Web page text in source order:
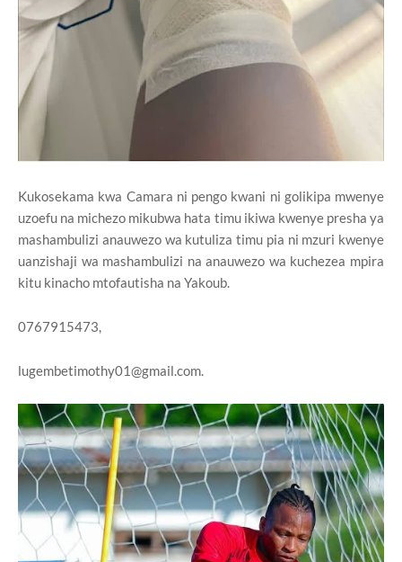
Kukosekama kwa Camara ni pengo kwani ni golikipa mwenye
uzoefu na michezo mikubwa hata timu ikiwa kwenye presha ya
mashambulizi anauwezo wa kutuliza timu pia ni mzuri kwenye
uanzishaji wa mashambulizi na anauwezo wa kuchezea mpira
kitu kinacho mtofautisha na Yakoub.
0767915473,
lugembetimothy01@gmail.com.